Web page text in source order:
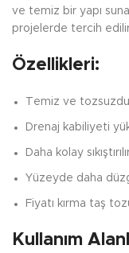
ve temiz bir yapı
projelerde tercih
Özellikleri:
Temiz ve
Drenaj kabiliyeti
Daha kolay
Yüzeyde daha
Fiyatı kırma taş
Kullanım